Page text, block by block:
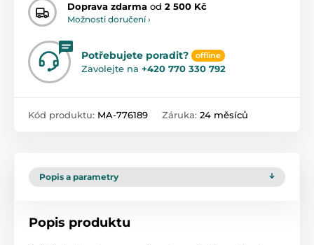
Doprava zdarma od 2 500 Kč
Možnosti doručení ›
Potřebujete poradit? offline
Zavolejte na +420 770 330 792
Kód produktu: MA-776189 Záruka: 24 měsíců
Popis a parametry
Popis produktu